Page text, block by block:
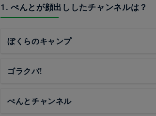
1. ぺんとが顔出ししたチャンネルは？
ぼくらのキャンプ
ゴラクバ!
ぺんとチャンネル